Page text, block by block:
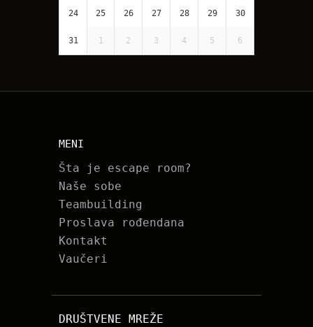
24 25 26 27 28 29 30
31 1 2 3 4 5 6
MENI
Šta je escape room?
Naše sobe
Teambuilding
Proslava rođendana
Kontakt
Vaučeri
DRUŠTVENE MREŽE